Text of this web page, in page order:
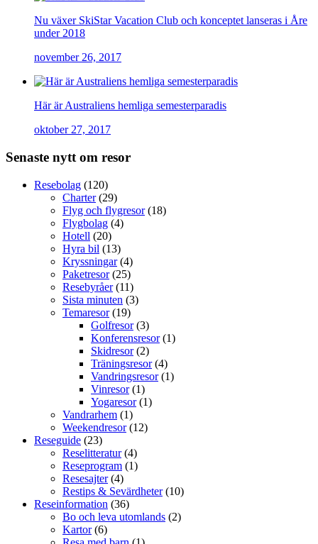
Nu växer SkiStar Vacation Club och konceptet lanseras i Åre
under 2018
november 26, 2017
Här är Australiens hemliga semesterparadis
oktober 27, 2017
Senaste nytt om resor
Resebolag (120)
Charter(29)
Flyg och flygresor(18)
Flygbolag (4)
Hotell (20)
Hyra bil (13)
Kryssningar(4)
Paketresor(25)
Resebyråer(11)
Sista minuten (3)
Temaresor(19)
Golfresor(3)
Konferensresor(1)
Skidresor(2)
Träningsresor(4)
Vandringsresor(1)
Vinresor(1)
Yogaresor(1)
Vandrarhem (1)
Weekendresor(12)
Reseguide (23)
Reselitteratur(4)
Reseprogram (1)
Resesajter(4)
Restips & Sevärdheter(10)
Reseinformation (36)
Bo och leva utomlands (2)
Kartor(6)